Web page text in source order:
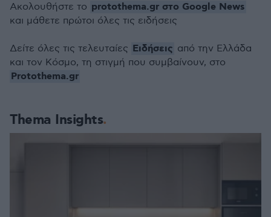
Thema Insights
Ακολουθήστε το protothema.gr στο Google News
και μάθετε πρώτοι όλες τις ειδήσεις
Δείτε όλες τις τελευταίες Ειδήσεις από την Ελλάδα
και τον Κόσμο, τη στιγμή που συμβαίνουν, στο
Protothema.gr